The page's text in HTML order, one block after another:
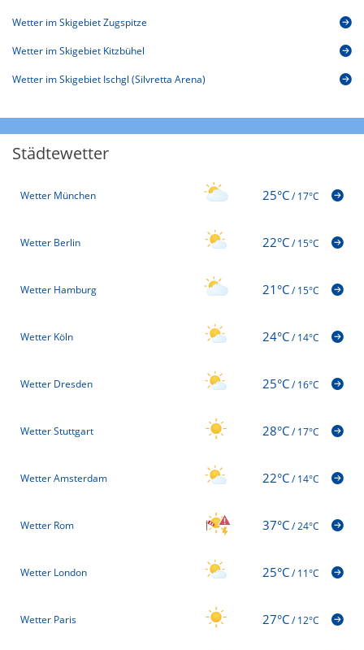
Wetter im Skigebiet Zugspitze
Wetter im Skigebiet Kitzbühel
Wetter im Skigebiet Ischgl (Silvretta Arena)
Städtewetter
Wetter München 25°C/17°C
Wetter Berlin 22°C/15°C
Wetter Hamburg 21°C/15°C
Wetter Köln 24°C/14°C
Wetter Dresden 25°C/16°C
Wetter Stuttgart 28°C/17°C
Wetter Amsterdam 22°C/14°C
Wetter Rom 37°C/24°C
Wetter London 25°C/11°C
Wetter Paris 27°C/12°C